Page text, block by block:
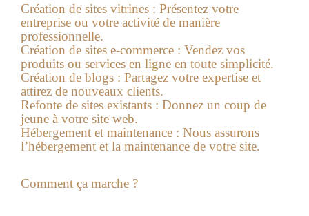
Création de sites vitrines : Présentez votre
entreprise ou votre activité de manière
professionnelle.
Création de sites e-commerce : Vendez vos
produits ou services en ligne en toute simplicité.
Création de blogs : Partagez votre expertise et
attirez de nouveaux clients.
Refonte de sites existants : Donnez un coup de
jeune à votre site web.
Hébergement et maintenance : Nous assurons
l’hébergement et la maintenance de votre site.
Comment ça marche ?